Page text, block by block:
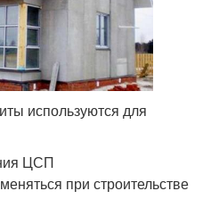
используются для
ЦСП
при строительстве